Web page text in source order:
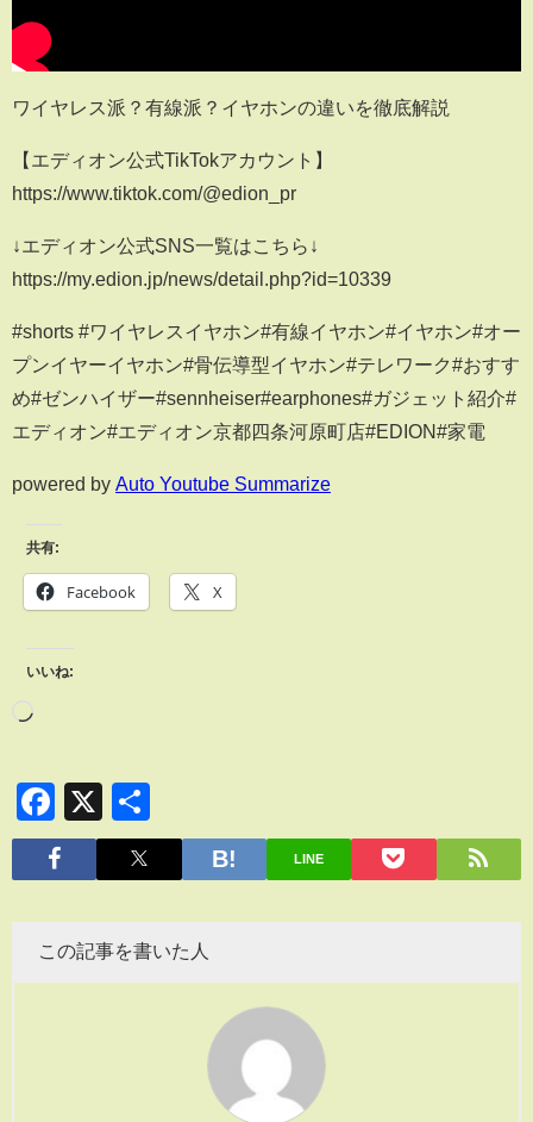
ワイヤレス派？有線派？イヤホンの違いを徹底解説
【エディオン公式TikTokアカウント】
https://www.tiktok.com/@edion_pr
↓エディオン公式SNS一覧はこちら↓
https://my.edion.jp/news/detail.php?id=10339
#shorts #ワイヤレスイヤホン#有線イヤホン#イヤホン#オー
プンイヤーイヤホン#骨伝導型イヤホン#テレワーク#おすす
め#ゼンハイザー#sennheiser#earphones#ガジェット紹介#
エディオン#エディオン京都四条河原町店#EDION#家電
powered by Auto Youtube Summarize
共有:
Facebook X
いいね:
Facebook
X
有
LINE
この記事を書いた人